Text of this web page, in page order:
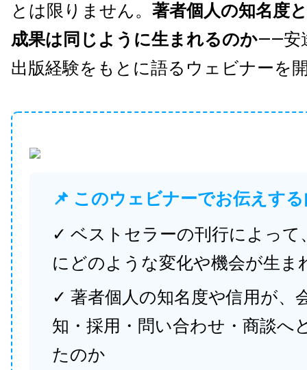
とは限りません。 著者個人の知名度
成果は同じように生まれるのか——安
出版経験をもとに語るウェビナーを
📌 このウェビナーでお伝えす
✓ ベストセラーの刊行によって
にどのような変化や機会が生ま
✓ 著者個人の知名度や信用が、
知・採用・問い合わせ・商談へ
たのか